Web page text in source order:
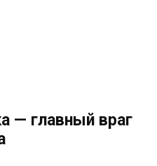
— главный враг